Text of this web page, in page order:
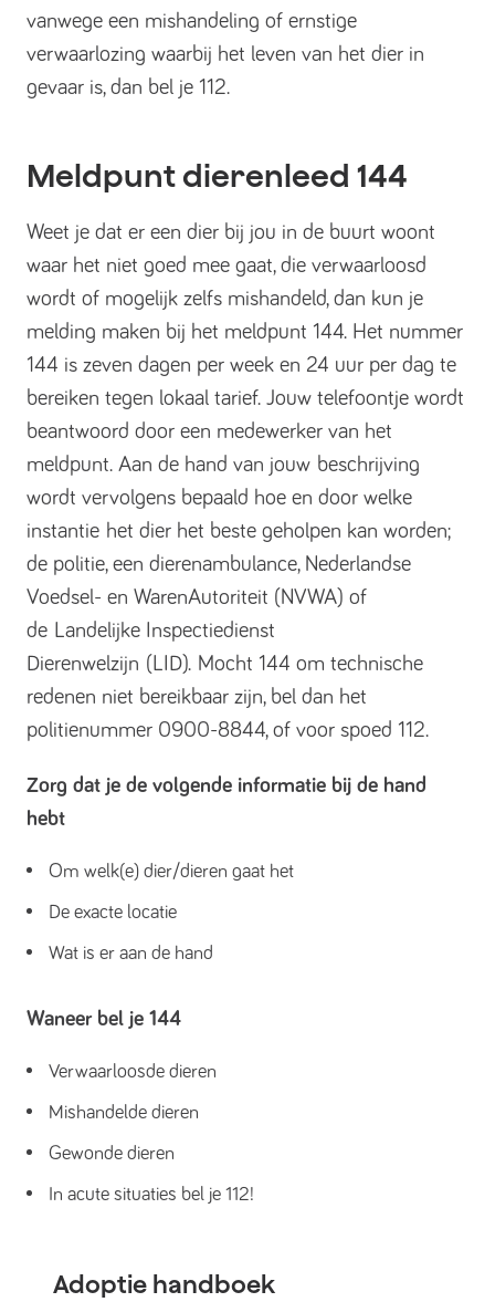
vanwege een mishandeling of ernstige
verwaarlozing waarbij het leven van het dier in
gevaar is, dan bel je 112.
Meldpunt dierenleed 144
Weet je dat er een dier bij jou in de buurt woont
waar het niet goed mee gaat, die verwaarloosd
wordt of mogelijk zelfs mishandeld, dan kun je
melding maken bij het meldpunt 144. Het nummer
144 is zeven dagen per week en 24 uur per dag te
bereiken tegen lokaal tarief. Jouw telefoontje wordt
beantwoord door een medewerker van het
meldpunt. Aan de hand van jouw beschrijving
wordt vervolgens bepaald hoe en door welke
instantie het dier het beste geholpen kan worden;
de politie, een dierenambulance, Nederlandse
Voedsel- en WarenAutoriteit (NVWA) of
de Landelijke Inspectiedienst
Dierenwelzijn (LID). Mocht 144 om technische
redenen niet bereikbaar zijn, bel dan het
politienummer 0900-8844, of voor spoed 112.
Zorg dat je de volgende informatie bij de hand
hebt
Om welk(e) dier/dieren gaat het
De exacte locatie
Wat is er aan de hand
Waneer bel je 144
Verwaarloosde dieren
Mishandelde dieren
Gewonde dieren
In acute situaties bel je 112!
Adoptie handboek